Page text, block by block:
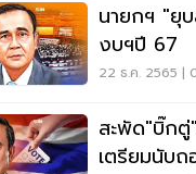
นายกฯ "ยุ
งบฯปี 67
22 ธ.ค. 2565 |
สะพัด"บิ๊กตู่
เตรียมนับ